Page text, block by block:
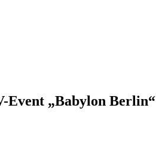
Event „Babylon Berlin“